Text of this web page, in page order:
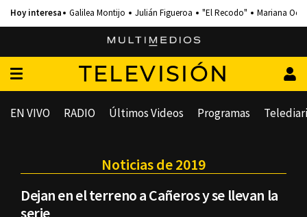
Galilea Montijo Julián Figueroa "El Recodo" Mariana
TELEVISIÓN
EN VIVO RADIO Últimos Videos Programas
Noticias de 2019
Dejan en el terreno a Cañeros y se llevan la
serie